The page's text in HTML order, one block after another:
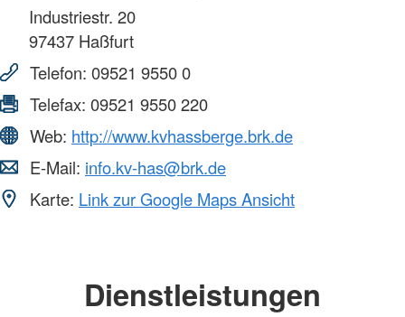
Industriestr. 20
97437 Haßfurt
Telefon: 09521 9550 0
Telefax: 09521 9550 220
Web: http://www.kvhassberge.brk.de
E-Mail: info.kv-has@brk.de
Karte: Link zur Google Maps Ansicht
Dienstleistungen